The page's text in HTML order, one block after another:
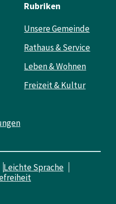
Rubriken
Unsere Gemeinde
Rathaus & Service
Leben & Wohnen
Freizeit & Kultur
Leichte Sprache